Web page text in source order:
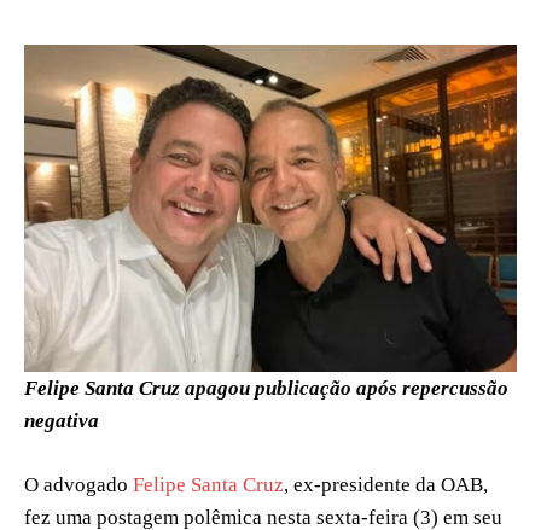
Felipe Santa Cruz apagou publicação após repercussão
negativa
O advogado Felipe Santa Cruz, ex-presidente da OAB,
fez uma postagem polêmica nesta sexta-feira (3) em seu